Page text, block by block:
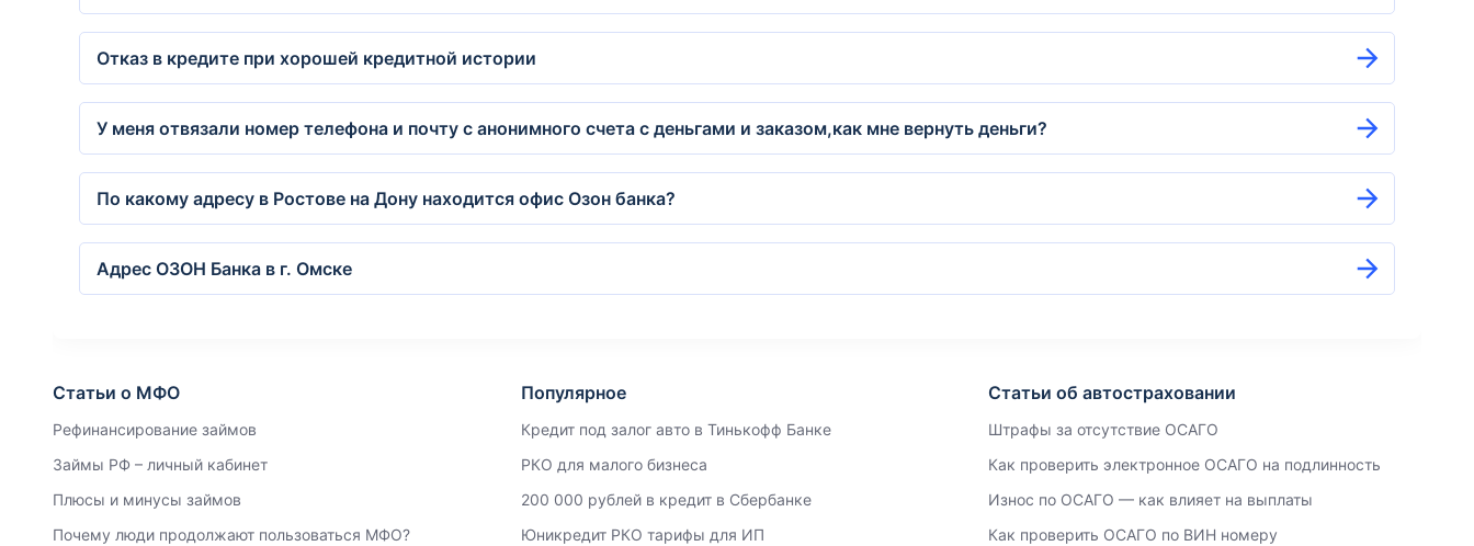
Отказ в кредите при хорошей кредитной истории
У меня отвязали номер телефона и почту с анонимного счета с деньгами и заказом,как мне вернуть деньги?
По какому адресу в Ростове на Дону находится офис Озон банка?
Адрес ОЗОН Банка в г. Омске
Статьи о МФО
Рефинансирование займов
Займы РФ – личный кабинет
Плюсы и минусы займов
Почему люди продолжают пользоваться МФО?
Популярное
Кредит под залог авто в Тинькофф Банке
РКО для малого бизнеса
200 000 рублей в кредит в Сбербанке
Юникредит РКО тарифы для ИП
Статьи об автостраховании
Штрафы за отсутствие ОСАГО
Как проверить электронное ОСАГО на подлинность
Износ по ОСАГО — как влияет на выплаты
Как проверить ОСАГО по ВИН номеру